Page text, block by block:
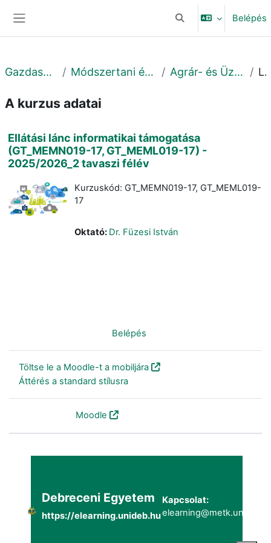
Keresési bemeneti
Belépés
Gazdaságtudományi Kar Módszertani és Üzleti Digitalizáció Intézet Agrár- és Üzleti Digitalizáció Tanszék
A kurzus adatai
Ellátási lánc informatikai támogatása
(GT_MEMN019-17, GT_MEML019-17) -
2025/2026_2 tavaszi félév
Kurzuskód: GT_MEMN019-17, GT_MEML019-
17
Oktató: Dr. Füzesi István
Belépés
Töltse le a Moodle-t a mobiljára
Áttérés a standard stílusra
Moodle
Debreceni Egyetem
https://elearning.unideb.hu
Kapcsolat: